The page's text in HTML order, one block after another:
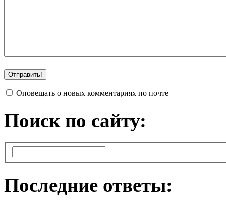
Оповещать о новых комментариях по почте
Поиск по сайту:
Последние ответы: